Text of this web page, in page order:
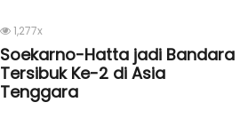
1,277x
Soekarno-Hatta jadi Bandara
Tersibuk Ke-2 di Asia
Tenggara